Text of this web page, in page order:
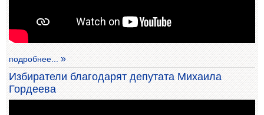
подробнее...
Избиратели благодарят депутата Михаила
Гордеева